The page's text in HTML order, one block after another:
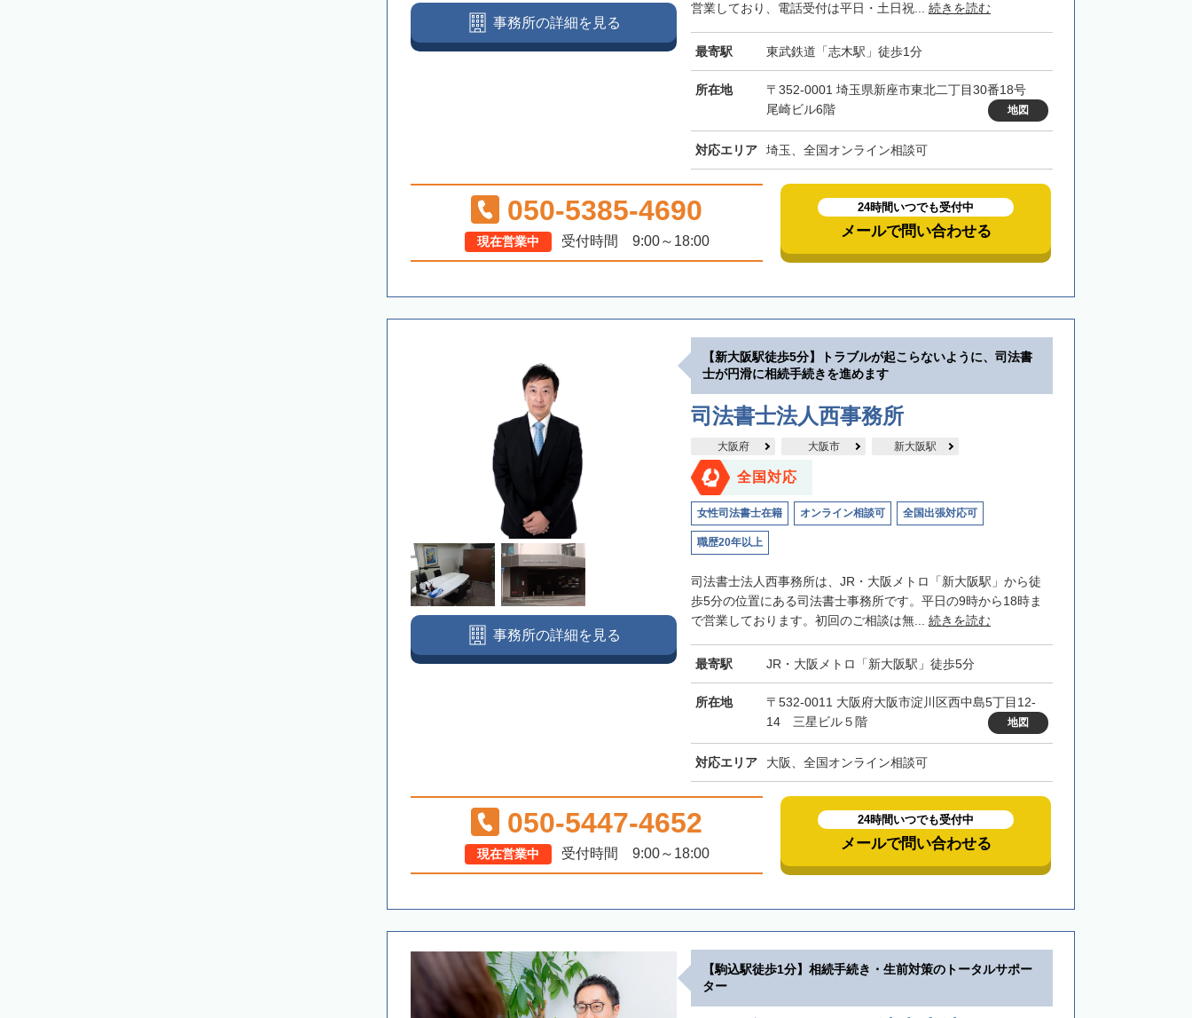
営業しており、電話受付は平日・土日祝... 続きを読む
最寄駅 東武鉄道「志木駅」徒歩1分
所在地
〒352-0001 埼玉県新座市東北二丁目30番18号
尾崎ビル6階
地図
対応エリア 埼玉、全国オンライン相談可
事務所の詳細を見る
050-5385-4690
現在営業中 受付時間 9:00～18:00
24時間いつでも受付中
メールで問い合わせる
【新大阪駅徒歩5分】トラブルが起こらないように、司法書
士が円滑に相続手続きを進めます
司法書士法人西事務所
大阪府 大阪市 新大阪駅
全国対応
女性司法書士在籍 オンライン相談可 全国出張対応可
職歴20年以上
司法書士法人西事務所は、JR・大阪メトロ「新大阪駅」から徒
歩5分の位置にある司法書士事務所です。平日の9時から18時ま
で営業しております。初回のご相談は無... 続きを読む
最寄駅 JR・大阪メトロ「新大阪駅」徒歩5分
所在地
〒532-0011 大阪府大阪市淀川区西中島5丁目12-
14 三星ビル５階
地図
対応エリア 大阪、全国オンライン相談可
事務所の詳細を見る
050-5447-4652
現在営業中 受付時間 9:00～18:00
24時間いつでも受付中
メールで問い合わせる
【駒込駅徒歩1分】相続手続き・生前対策のトータルサポー
ター